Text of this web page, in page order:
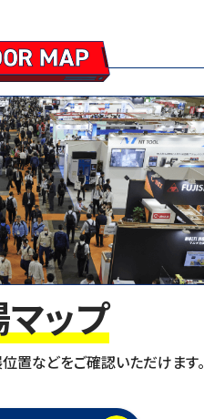
ップ
置などをご確認いただけます。